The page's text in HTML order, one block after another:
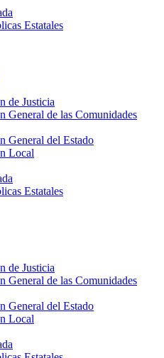
Estatales
de Justicia
General de las Comunidades
General del Estado
Local
Estatales
de Justicia
General de las Comunidades
General del Estado
Local